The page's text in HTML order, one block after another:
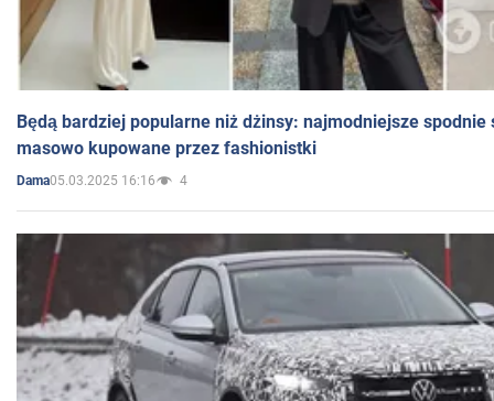
Będą bardziej popularne niż dżinsy: najmodniejsze spodnie
masowo kupowane przez fashionistki
Dama05.03.2025 16:16 4